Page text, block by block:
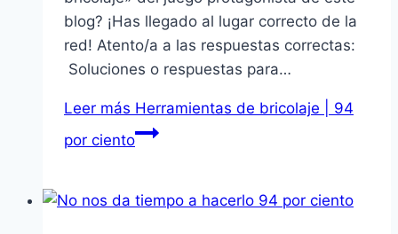
blog? ¡Has llegado al lugar correcto de la
red! Atento/a a las respuestas correctas:
Soluciones o respuestas para…
Leer más Herramientas de bricolaje | 94
por ciento